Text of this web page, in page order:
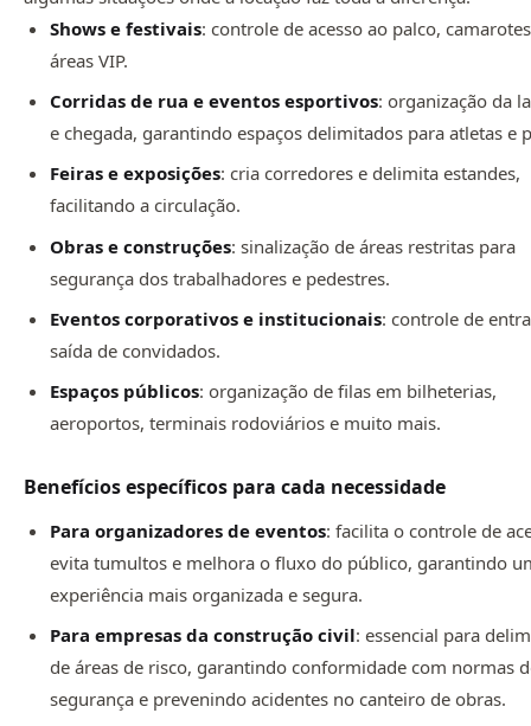
Shows e festivais: controle de acesso ao palco,
áreas VIP.
Corridas de rua e eventos esportivos: organização da
e chegada, garantindo espaços delimitados para atletas e
Feiras e exposições: cria corredores e delimita estandes,
facilitando a circulação.
Obras e construções: sinalização de áreas restritas para
segurança dos trabalhadores e pedestres.
Eventos corporativos e institucionais: controle de
saída de convidados.
Espaços públicos: organização de filas em bilheterias,
aeroportos, terminais rodoviários e muito mais.
Benefícios específicos para cada necessidade
Para organizadores de eventos: facilita o controle de
evita tumultos e melhora o fluxo do público, garantindo
experiência mais organizada e segura.
Para empresas da construção civil: essencial para
de áreas de risco, garantindo conformidade com normas
segurança e prevenindo acidentes no canteiro de obras.